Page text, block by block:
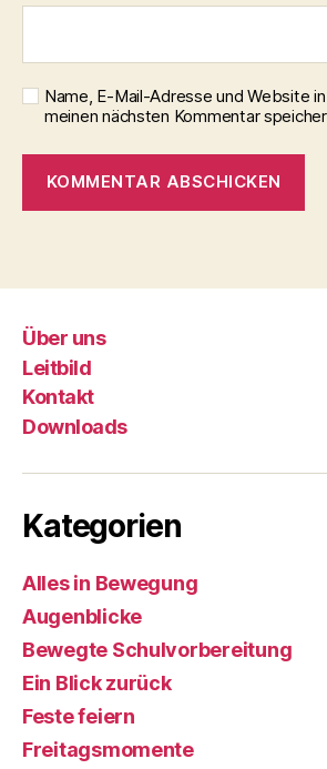
Name, E-Mail-Adresse und Website
meinen nächsten Kommentar
Über uns
Leitbild
Kontakt
Downloads
Kategorien
Alles in Bewegung
Augenblicke
Bewegte Schulvorbereitung
Ein Blick zurück
Feste feiern
Freitagsmomente